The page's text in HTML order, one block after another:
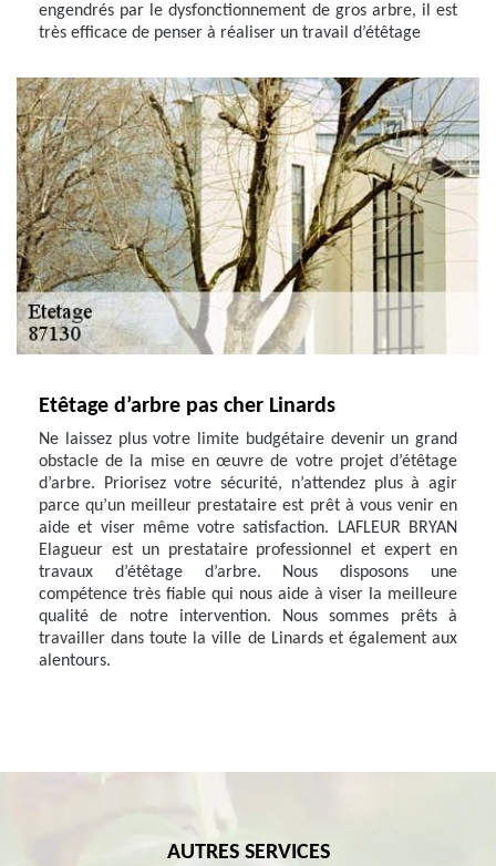
engendrés par le dysfonctionnement de gros arbre, il est
très efficace de penser à réaliser un travail d’étêtage
Etêtage d’arbre pas cher Linards
Ne laissez plus votre limite budgétaire devenir un grand
obstacle de la mise en œuvre de votre projet d’étêtage
d’arbre. Priorisez votre sécurité, n’attendez plus à agir
parce qu’un meilleur prestataire est prêt à vous venir en
aide et viser même votre satisfaction. LAFLEUR BRYAN
Elagueur est un prestataire professionnel et expert en
travaux d’étêtage d’arbre. Nous disposons une
compétence très fiable qui nous aide à viser la meilleure
qualité de notre intervention. Nous sommes prêts à
travailler dans toute la ville de Linards et également aux
alentours.
AUTRES SERVICES